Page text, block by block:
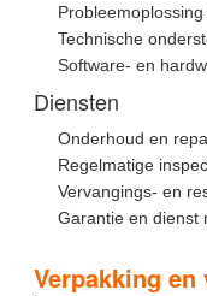
Technische
Software- en
Diensten
Onderhoud en
Regelmatige
Vervangings- en
Garantie en dienst
Verpakking en